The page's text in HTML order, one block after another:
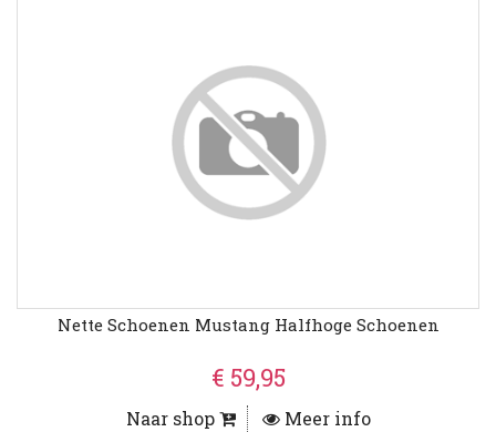
Nette Schoenen Mustang Halfhoge Schoenen
€ 59,95
Naar shop Meer info